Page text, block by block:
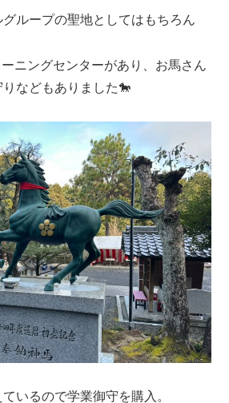
ループの聖地としてはもちろん
ニングセンターがあり、お馬さん
などもありました🐎
いるので学業御守を購入。